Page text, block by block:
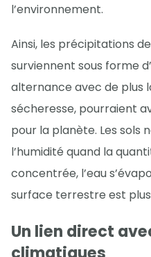
l’environnement.
Ainsi, les précipitations
surviennent sous forme
alternance avec de plus
sécheresse, pourraient
pour la planète. Les sols
l’humidité quand la
concentrée, l’eau
surface terrestre est
Un lien direct